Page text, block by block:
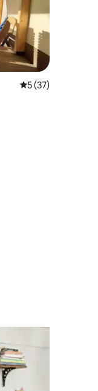
平均评分 5 分（满
5 (37)